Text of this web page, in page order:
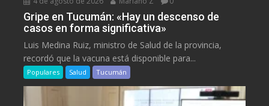
Gripe en Tucumán: «Hay un descenso de
casos en forma significativa»
Luis Medina Ruiz, ministro de Salud de la provincia,
recordó que la vacuna está disponible para...
Populares Salud Tucumán